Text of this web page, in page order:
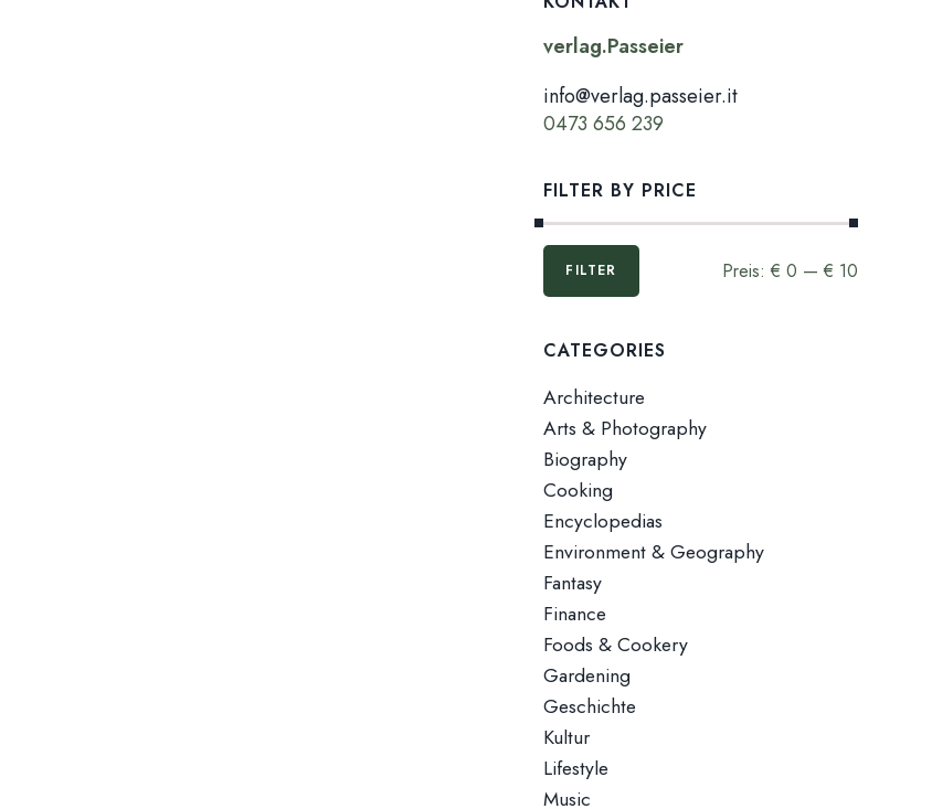
verlag.Passeier
info@verlag.passeier.it
0473 656 239
FILTER BY PRICE
Min.
Max.FILTER Preis: € 0 — € 10
CATEGORIES
Architecture
Arts & Photography
Biography
Cooking
Encyclopedias
Environment & Geography
Fantasy
Finance
Foods & Cookery
Gardening
Geschichte
Kultur
Lifestyle
Music